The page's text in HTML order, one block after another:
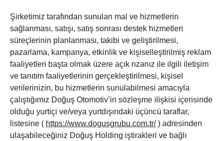
Şirketimiz tarafından sunulan mal ve hizmetlerin
sağlanması, satışı, satış sonrası destek hizmetleri
süreçlerinin planlanması, takibi ve geliştirilmesi,
pazarlama, kampanya, etkinlik ve kişiselleştirilmiş reklam
faaliyetleri başta olmak üzere açık rızanız ile ilgili iletişim
ve tanıtım faaliyetlerinin gerçekleştirilmesi, kişisel
verilerinizin, bu hizmetlerin sunulabilmesi amacıyla
çalıştığımız Doğuş Otomotiv’in sözleşme ilişkisi içerisinde
olduğu yurtiçi ve/veya yurtdışındaki üçüncü taraflar,
listesine ( https://www.dogusgrubu.com.tr/) adresinden
ulaşabileceğiniz Doğuş Holding iştirakleri ve bağlı